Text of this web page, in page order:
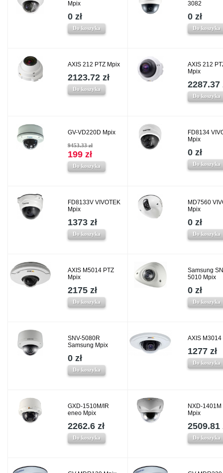
Mpix
0 zł
Do koszyka
3082
0 zł
Do koszyka
AXIS 212 PTZ Mpix
2123.72 zł
Do koszyka
AXIS 212
Mpix
2287.37
Do koszyka
GV-VD220D Mpix
9453.33 zł
199 zł
Do koszyka
FD8134
Mpix
0 zł
Do koszyka
FD8133V VIVOTEK
Mpix
1373 zł
Do koszyka
MD7560
Mpix
0 zł
Do koszyka
AXIS M5014 PTZ
Mpix
2175 zł
Do koszyka
Samsung
5010 Mpix
0 zł
Do koszyka
SNV-5080R
Samsung Mpix
0 zł
Do koszyka
AXIS M3014
1277 zł
Do koszyka
GXD-1510M/IR
eneo Mpix
2262.6 zł
Do koszyka
NXD-
Mpix
2509.81
Do koszyka